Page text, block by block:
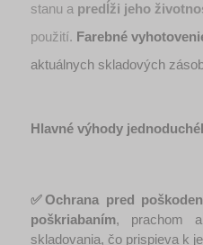
stanu a predĺži jeho
použití. Farebné
aktuálnych skladových
Hlavné výhody
✅Ochrana pred
poškriabaním, prachom
skladovania, čo prispieva k